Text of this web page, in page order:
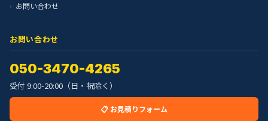
お問い合わせ
お問い合わせ
050-3470-4265
受付 9:00-20:00（日・祝除く）
📋 お見積りフォーム